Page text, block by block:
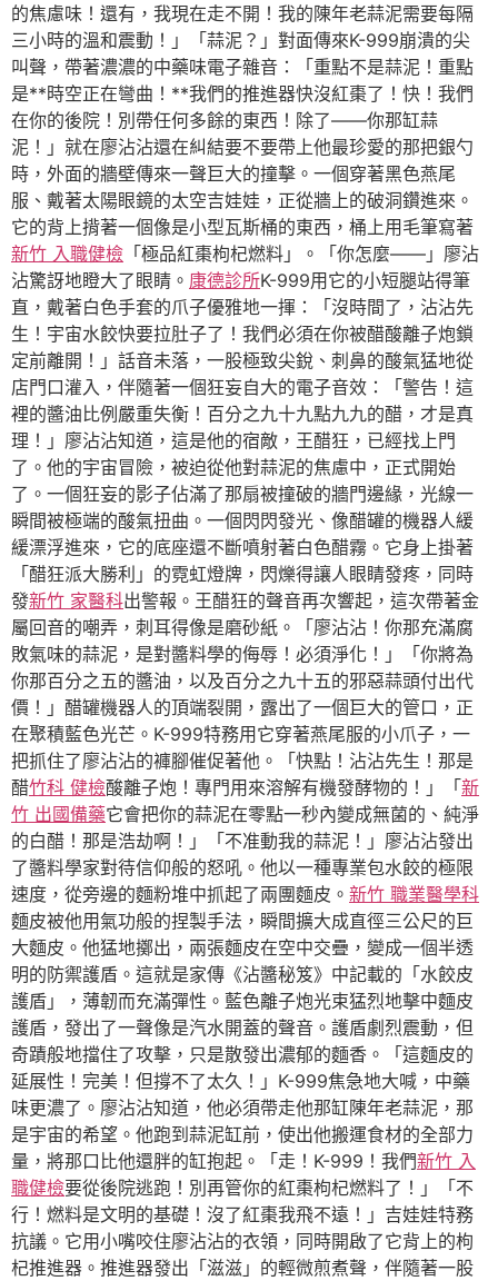
的焦慮味！還有，我現在走不開！我的陳年老蒜泥需要每隔
三小時的溫和震動！」「蒜泥？」對面傳來K-999崩潰的尖
叫聲，帶著濃濃的中藥味電子雜音：「重點不是蒜泥！重點
是**時空正在彎曲！**我們的推進器快沒紅棗了！快！我們
在你的後院！別帶任何多餘的東西！除了——你那缸蒜
泥！」就在廖沾沾還在糾結要不要帶上他最珍愛的那把銀勺
時，外面的牆壁傳來一聲巨大的撞擊。一個穿著黑色燕尾
服、戴著太陽眼鏡的太空吉娃娃，正從牆上的破洞鑽進來。
它的背上揹著一個像是小型瓦斯桶的東西，桶上用毛筆寫著
新竹 入職健檢 「極品紅棗枸杞燃料」。「你怎麼——」廖沾
沾驚訝地瞪大了眼睛。 康德診所K-999用它的小短腿站得筆
直，戴著白色手套的爪子優雅地一揮：「沒時間了，沾沾先
生！宇宙水餃快要拉肚子了！我們必須在你被醋酸離子炮鎖
定前離開！」話音未落，一股極致尖銳、刺鼻的酸氣猛地從
店門口灌入，伴隨著一個狂妄自大的電子音效：「警告！這
裡的醬油比例嚴重失衡！百分之九十九點九九的醋，才是真
理！」廖沾沾知道，這是他的宿敵，王醋狂，已經找上門
了。他的宇宙冒險，被迫從他對蒜泥的焦慮中，正式開始
了。一個狂妄的影子佔滿了那扇被撞破的牆門邊緣，光線一
瞬間被極端的酸氣扭曲。一個閃閃發光、像醋罐的機器人緩
緩漂浮進來，它的底座還不斷噴射著白色醋霧。它身上掛著
「醋狂派大勝利」的霓虹燈牌，閃爍得讓人眼睛發疼，同時
發新竹 家醫科出警報。王醋狂的聲音再次響起，這次帶著金
屬回音的嘲弄，刺耳得像是磨砂紙。「廖沾沾！你那充滿腐
敗氣味的蒜泥，是對醬料學的侮辱！必須淨化！」「你將為
你那百分之五的醬油，以及百分之九十五的邪惡蒜頭付出代
價！」醋罐機器人的頂端裂開，露出了一個巨大的管口，正
在聚積藍色光芒。K-999特務用它穿著燕尾服的小爪子，一
把抓住了廖沾沾的褲腳催促著他。「快點！沾沾先生！那是
醋竹科 健檢酸離子炮！專門用來溶解有機發酵物的！」「新
竹 出國備藥它會把你的蒜泥在零點一秒內變成無菌的、純淨
的白醋！那是浩劫啊！」「不准動我的蒜泥！」廖沾沾發出
了醬料學家對待信仰般的怒吼。他以一種專業包水餃的極限
速度，從旁邊的麵粉堆中抓起了兩團麵皮。 新竹 職業醫學科
麵皮被他用氣功般的捏製手法，瞬間擴大成直徑三公尺的巨
大麵皮。他猛地擲出，兩張麵皮在空中交疊，變成一個半透
明的防禦護盾。這就是家傳《沾醬秘笈》中記載的「水餃皮
護盾」，薄韌而充滿彈性。藍色離子炮光束猛烈地擊中麵皮
護盾，發出了一聲像是汽水開蓋的聲音。護盾劇烈震動，但
奇蹟般地擋住了攻擊，只是散發出濃郁的麵香。「這麵皮的
延展性！完美！但撐不了太久！」K-999焦急地大喊，中藥
味更濃了。廖沾沾知道，他必須帶走他那缸陳年老蒜泥，那
是宇宙的希望。他跑到蒜泥缸前，使出他搬運食材的全部力
量，將那口比他還胖的缸抱起。「走！K-999！我們新竹 入
職健檢要從後院逃跑！別再管你的紅棗枸杞燃料了！」「不
行！燃料是文明的基礎！沒了紅棗我飛不遠！」吉娃娃特務
抗議。它用小嘴咬住廖沾沾的衣領，同時開啟了它背上的枸
杞推進器。推進器發出「滋滋」的輕微煎煮聲，伴隨著一股